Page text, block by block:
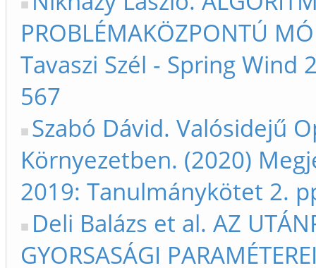
PROBLÉMAKÖZPONTÚ
Tavaszi Szél - Spring
567
Szabó Dávid. Valósidejű
Környezetben. (2020)
2019: Tanulmánykötet 2.
Deli Balázs et al. AZ
GYORSASÁGI